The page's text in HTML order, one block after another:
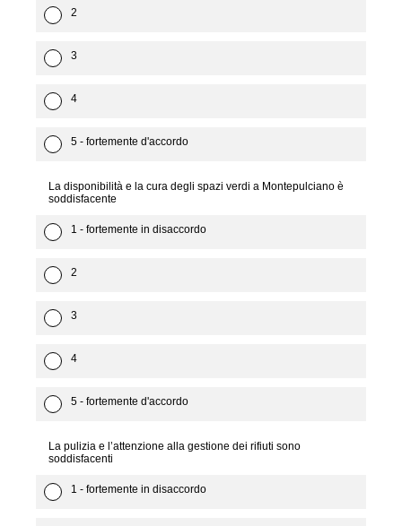
2
3
4
5 - fortemente d'accordo
La disponibilità e la cura degli spazi verdi a Montepulciano è
soddisfacente
1 - fortemente in disaccordo
2
3
4
5 - fortemente d'accordo
La pulizia e l’attenzione alla gestione dei rifiuti sono
soddisfacenti
1 - fortemente in disaccordo